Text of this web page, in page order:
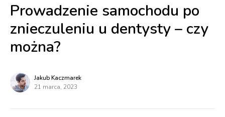
Prowadzenie samochodu po
znieczuleniu u dentysty – czy
można?
Jakub Kaczmarek
21 marca, 2023